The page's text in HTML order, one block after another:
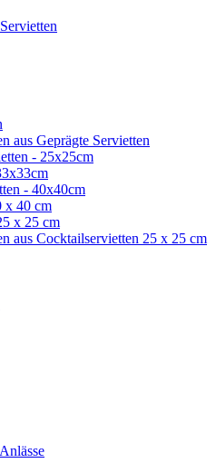
aus Geprägte Servietten
- 25x25cm
- 40x40cm
x 40 cm
x 25 cm
aus Cocktailservietten 25 x 25 cm